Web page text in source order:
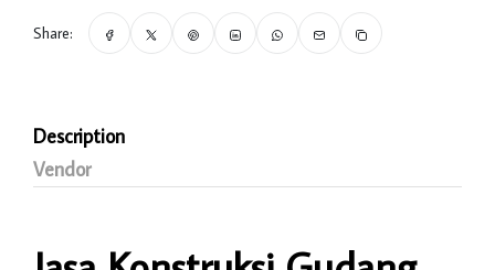
Share:
Description
Vendor